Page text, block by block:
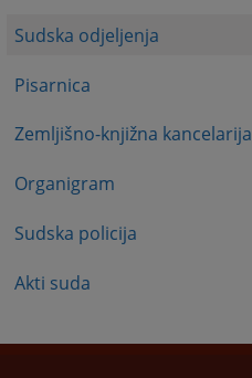
Sudska odjeljenja
Pisarnica
Zemljišno-knjižna kancelarija
Organigram
Sudska policija
Akti suda